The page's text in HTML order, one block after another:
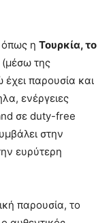
όπως η Τουρκία, το
(μέσω της
παρουσία και
ενέργειες
σε duty-free
στην
ευρύτερη
παρουσία, το